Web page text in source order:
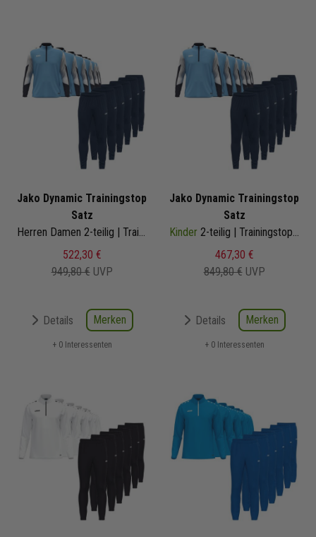
Jako Dynamic Trainingstop
Satz
Herren Damen 2-teilig | Trainingstop Trainingshose
522,30 €
949,80 € UVP
Details Merken
+ 0 Interessenten
Jako Dynamic Trainingstop
Satz
Kinder 2-teilig | Trainingstop Trainingshose
467,30 €
849,80 € UVP
Details Merken
+ 0 Interessenten